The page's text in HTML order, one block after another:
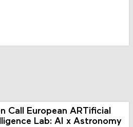
Call European ARTificial
Lab: AI x Astronomy